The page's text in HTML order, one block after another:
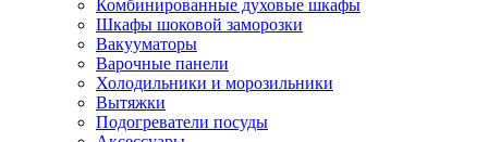
Комбинированные духовые шкафы
Шкафы шоковой заморозки
Вакууматоры
Варочные панели
Холодильники и морозильники
Вытяжки
Подогреватели посуды